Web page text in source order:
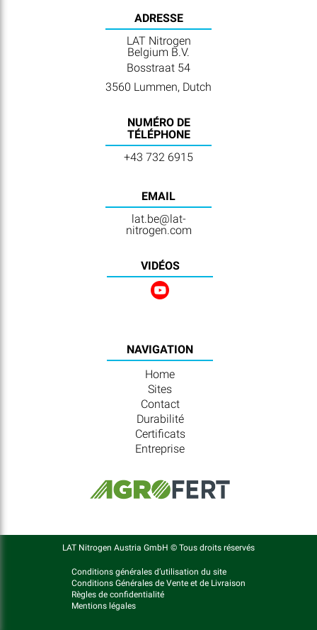
ADRESSE
LAT Nitrogen
Belgium B.V.
Bosstraat 54
3560 Lummen, Dutch
NUMÉRO DE
TÉLÉPHONE
+43 732 6915
EMAIL
lat.be@lat-
nitrogen.com
VIDÉOS
NAVIGATION
Home
Sites
Contact
Durabilité
Certificats
Entreprise
LAT Nitrogen Austria GmbH © Tous droits réservés
Conditions générales d’utilisation du site
Conditions Générales de Vente et de Livraison
Règles de confidentialité
Mentions légales